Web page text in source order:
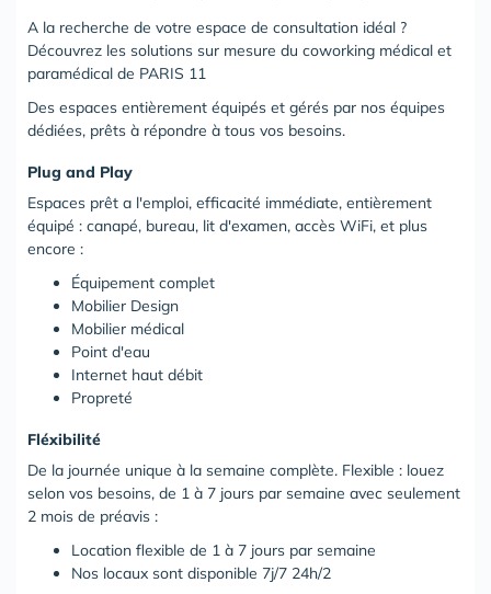
A la recherche de votre espace de consultation idéal ?
Découvrez les solutions sur mesure du coworking médical et
paramédical de PARIS 11
Des espaces entièrement équipés et gérés par nos équipes
dédiées, prêts à répondre à tous vos besoins.
Plug and Play
Espaces prêt a l'emploi, efficacité immédiate, entièrement
équipé : canapé, bureau, lit d'examen, accès WiFi, et plus
encore :
Équipement complet
Mobilier Design
Mobilier médical
Point d'eau
Internet haut débit
Propreté
Fléxibilité
De la journée unique à la semaine complète. Flexible : louez
selon vos besoins, de 1 à 7 jours par semaine avec seulement
2 mois de préavis :
Location flexible de 1 à 7 jours par semaine
Nos locaux sont disponible 7j/7 24h/2